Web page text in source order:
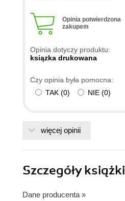
Opinia potwierdzona
zakupem
Opinia dotyczy produktu:
ksiązka drukowana
Czy opinia była pomocna:
TAK (0) NIE (0)
więcej opinii
Szczegółyksiążki
Dane producenta »